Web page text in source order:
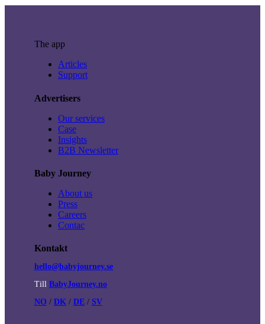
The app
Articles
Support
Advertisers
Our services
Case
Insights
B2B Newsletter
Baby Journey
About us
Press
Careers
Contac
Kontakt
hello@babyjourney.se
Till BabyJourney.no
NO / DK / DE / SV